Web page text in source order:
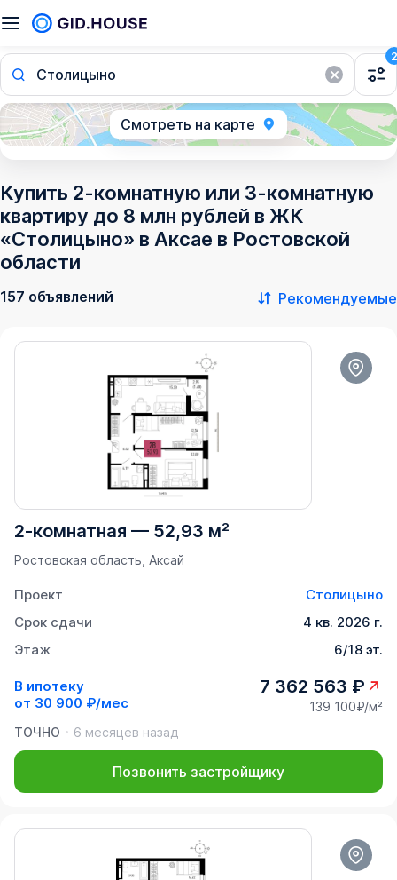
Столицыно
2
Смотреть на карте
Купить 2-комнатную или 3-комнатную
квартиру до 8 млн рублей в ЖК
«Столицыно» в Аксае в Ростовской
области
157 объявлений Рекомендуемые
2-комнатная — 52,93 м²
Ростовская область, Аксай
Проект
Столицыно
Срок сдачи
4 кв. 2026 г.
Этаж
6/18 эт.
В ипотеку
от 30 900 ₽/мес
7 362 563 ₽
139 100₽/м²
ТОЧНО
6 месяцев назад
Позвонить застройщику